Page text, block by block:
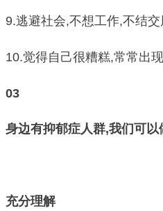
9.逃避社会,不想工作,不结交
10.觉得自己很糟糕,常常出现
03
身边有抑郁症人群,我们可
充分理解